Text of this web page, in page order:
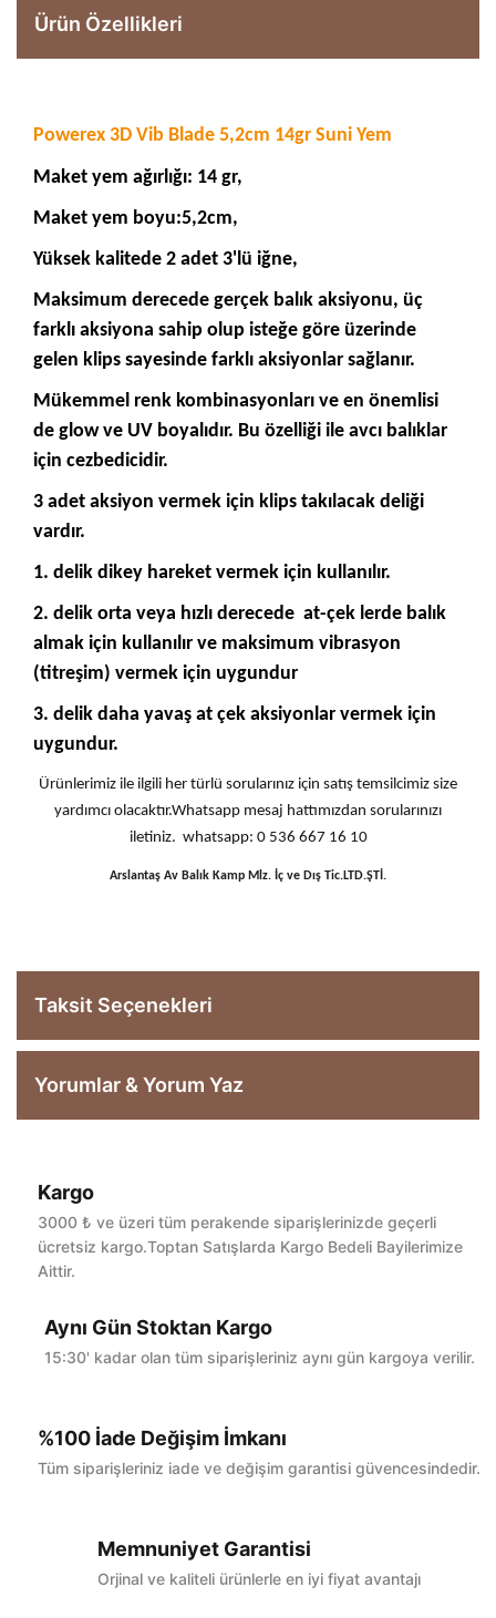
Ürün Özellikleri
Powerex 3D Vib Blade 5,2cm 14gr Suni Yem
Maket yem ağırlığı: 14 gr,
Maket yem boyu:5,2cm,
Yüksek kalitede 2 adet 3'lü iğne,
Maksimum derecede gerçek balık aksiyonu, üç
farklı aksiyona sahip olup isteğe göre üzerinde
gelen klips sayesinde farklı aksiyonlar sağlanır.
Mükemmel renk kombinasyonları ve en önemlisi
de glow ve UV boyalıdır. Bu özelliği ile avcı balıklar
için cezbedicidir.
3 adet aksiyon vermek için klips takılacak deliği
vardır.
1. delik dikey hareket vermek için kullanılır.
2. delik orta veya hızlı derecede at-çek lerde balık
almak için kullanılır ve maksimum vibrasyon
(titreşim) vermek için uygundur
3. delik daha yavaş at çek aksiyonlar vermek için
uygundur.
Ürünlerimiz ile ilgili her türlü sorularınız için satış temsilcimiz size
yardımcı olacaktır.Whatsapp mesaj hattımızdan sorularınızı
iletiniz. whatsapp: 0 536 667 16 10
Arslantaş Av Balık Kamp Mlz. İç ve Dış Tic.LTD.ŞTİ.
Taksit Seçenekleri
Yorumlar & Yorum Yaz
Bu ürüne ilk yorumu siz yapın!
Kargo
3000 ₺ ve üzeri tüm perakende siparişlerinizde geçerli
ücretsiz kargo.Toptan Satışlarda Kargo Bedeli Bayilerimize
Aittir.
Aynı Gün Stoktan Kargo
15:30' kadar olan tüm siparişleriniz aynı gün kargoya verilir.
%100 İade Değişim İmkanı
Tüm siparişleriniz iade ve değişim garantisi güvencesindedir.
Memnuniyet Garantisi
Orjinal ve kaliteli ürünlerle en iyi fiyat avantajı